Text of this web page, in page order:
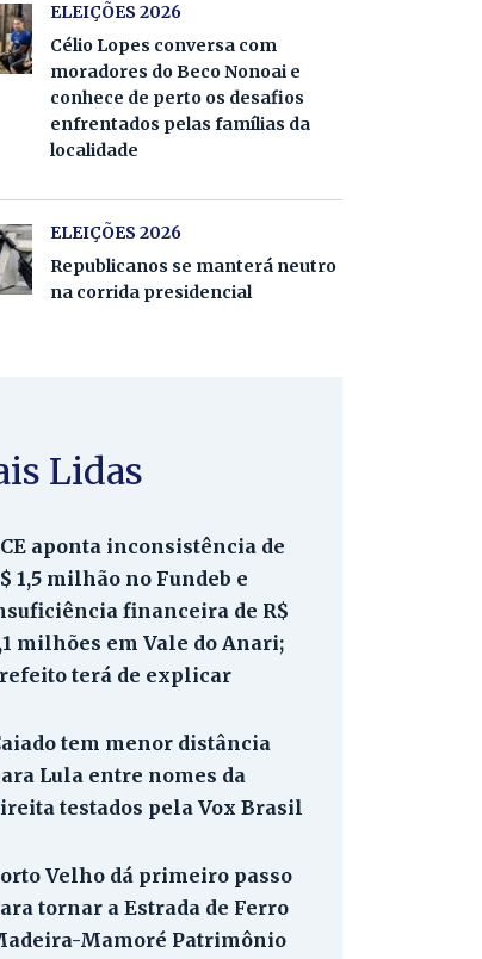
ELEIÇÕES 2026
Célio Lopes conversa com
moradores do Beco Nonoai e
conhece de perto os desafios
enfrentados pelas famílias da
localidade
ELEIÇÕES 2026
Republicanos se manterá neutro
na corrida presidencial
Lidas
aponta inconsistência de
1,5 milhão no Fundeb e
financeira de R$
milhões em Vale do Anari;
terá de explicar
tem menor distância
Lula entre nomes da
testados pela Vox Brasil
Velho dá primeiro passo
tornar a Estrada de Ferro
Mamoré Patrimônio